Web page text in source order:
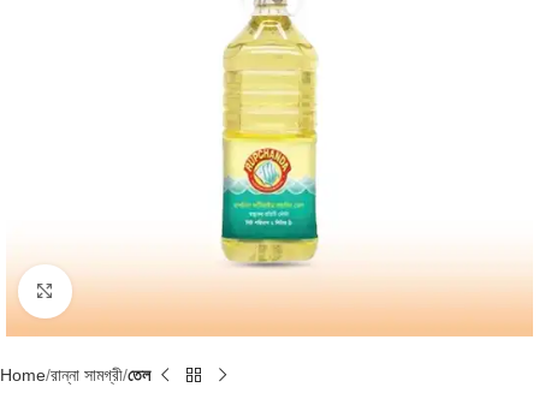
Click to enlarge
Home রান্না সামগ্রী তেল